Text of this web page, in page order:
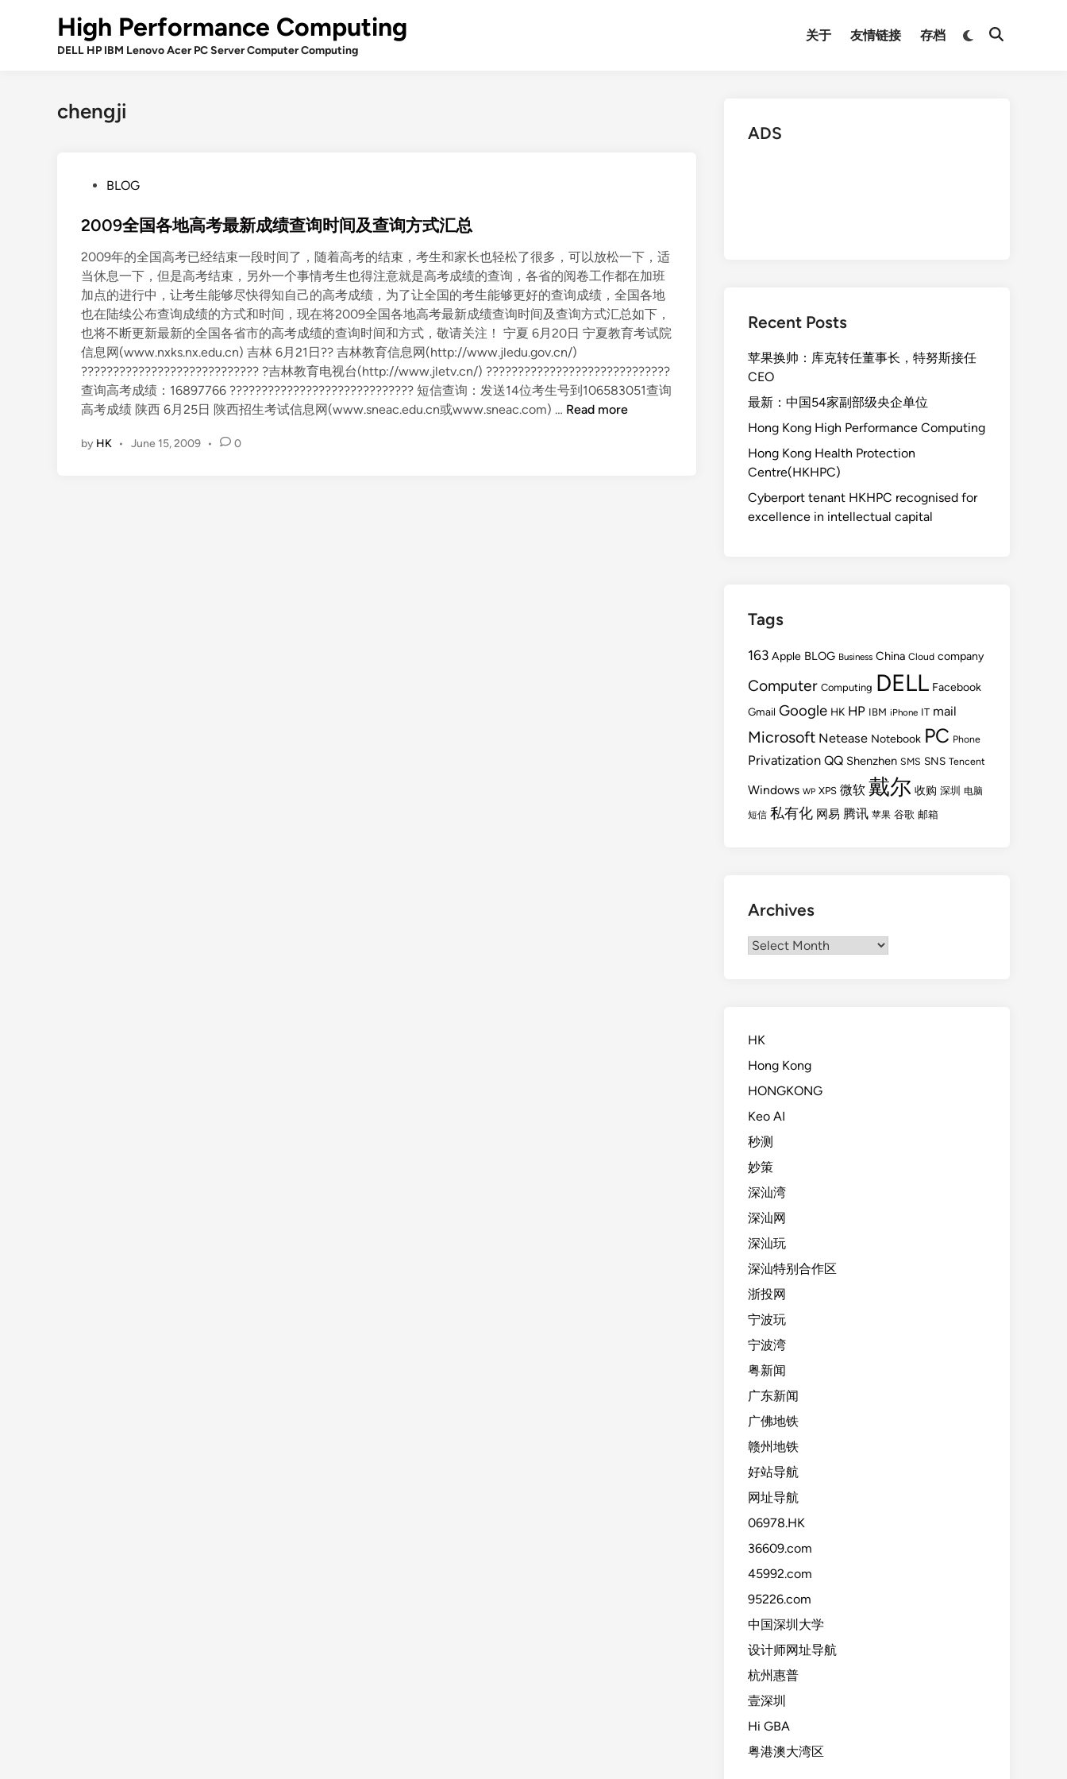
High Performance Computing
DELL HP IBM Lenovo Acer PC Server Computer Computing
关于 友情链接 存档
Switch
Open
chengji
s
e
d
i
n
BLOG
2009全国各地高考最新成绩查询时间及查询方式汇总
2009年的全国高考已经结束一段时间了，随着高考的结束，考生和家长也轻松了很多，可以放松一下，适
当休息一下，但是高考结束，另外一个事情考生也得注意就是高考成绩的查询，各省的阅卷工作都在加班
加点的进行中，让考生能够尽快得知自己的高考成绩，为了让全国的考生能够更好的查询成绩，全国各地
也在陆续公布查询成绩的方式和时间，现在将2009全国各地高考最新成绩查询时间及查询方式汇总如下，
也将不断更新最新的全国各省市的高考成绩的查询时间和方式，敬请关注！ 宁夏 6月20日 宁夏教育考试院
信息网(www.nxks.nx.edu.cn) 吉林 6月21日?? 吉林教育信息网(http://www.jledu.gov.cn/)
???????????????????????????? ?吉林教育电视台(http://www.jletv.cn/) ?????????????????????????????
查询高考成绩：16897766 ????????????????????????????? 短信查询：发送14位考生号到106583051查询
高考成绩 陕西 6月25日 陕西招生考试信息网(www.sneac.edu.cn或www.sneac.com) … 2
Read more
by HK • June 15, 2009 • 0
ADS
Recent Posts
苹果换帅：库克转任董事长，特努斯接任
CEO
最新：中国54家副部级央企单位
Hong Kong High Performance Computing
Hong Kong Health Protection
Centre(HKHPC)
Cyberport tenant HKHPC recognised for
excellence in intellectual capital
Tags
163 Apple BLOG Business China Cloud company
Computer Computing DELL Facebook
Gmail Google HK HP IBM iPhone IT mail
Microsoft Netease Notebook PC Phone
Privatization QQ Shenzhen SMS SNS Tencent
Windows WP XPS 微软 戴尔 收购 深圳 电脑
短信 私有化 网易 腾讯 苹果 谷歌 邮箱
Archives
Archives
HK
Hong Kong
HONGKONG
Keo AI
秒测
妙策
深汕湾
深汕网
深汕玩
深汕特别合作区
浙投网
宁波玩
宁波湾
粤新闻
广东新闻
广佛地铁
赣州地铁
好站导航
网址导航
06978.HK
36609.com
45992.com
95226.com
中国深圳大学
设计师网址导航
杭州惠普
壹深圳
Hi GBA
粤港澳大湾区